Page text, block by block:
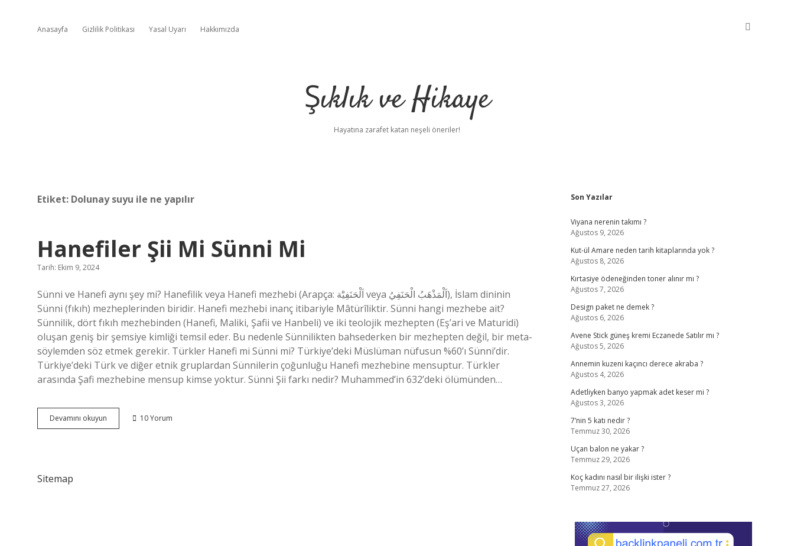
Anasayfa Gizlilik Politikası Yasal Uyarı Hakkımızda
Şıklık ve Hikaye
Hayatına zarafet katan neşeli öneriler!
Etiket: Dolunay suyu ile ne yapılır
Hanefiler Şii Mi Sünni Mi
Tarih: Ekim 9, 2024
Sünni ve Hanefi aynı şey mi? Hanefilik veya Hanefi mezhebi (Arapça: اَلْحَنَفِيَْة veya اَلْمَذْهَبُ الْحَنَفِيُ), İslam dininin
Sünni (fıkıh) mezheplerinden biridir. Hanefi mezhebi inanç itibariyle Mâtürîliktir. Sünni hangi mezhebe ait?
Sünnilik, dört fıkıh mezhebinden (Hanefi, Maliki, Şafii ve Hanbeli) ve iki teolojik mezhepten (Eş’ari ve Maturidi)
oluşan geniş bir şemsiye kimliği temsil eder. Bu nedenle Sünnilikten bahsederken bir mezhepten değil, bir meta-
söylemden söz etmek gerekir. Türkler Hanefi mi Sünni mi? Türkiye’deki Müslüman nüfusun %60’ı Sünni’dir.
Türkiye’deki Türk ve diğer etnik gruplardan Sünnilerin çoğunluğu Hanefi mezhebine mensuptur. Türkler
arasında Şafi mezhebine mensup kimse yoktur. Sünni Şii farkı nedir? Muhammed’in 632’deki ölümünden…
Devamını okuyun Hanefiler
Şii
10 Yorum
Sitemap
Sidebar
Son Yazılar
Viyana nerenin takımı ?
Ağustos 9, 2026
Kut-ül Amare neden tarih kitaplarında yok ?
Ağustos 8, 2026
Kırtasiye ödeneğinden toner alınır mı ?
Ağustos 7, 2026
Design paket ne demek ?
Ağustos 6, 2026
Avene Stick güneş kremi Eczanede Satılır mı ?
Ağustos 5, 2026
Annemin kuzeni kaçıncı derece akraba ?
Ağustos 4, 2026
Adetliyken banyo yapmak adet keser mi ?
Ağustos 3, 2026
7’nin 5 katı nedir ?
Temmuz 30, 2026
Uçan balon ne yakar ?
Temmuz 29, 2026
Koç kadını nasıl bir ilişki ister ?
Temmuz 27, 2026